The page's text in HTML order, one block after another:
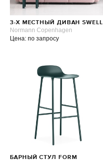
3-Х МЕСТНЫЙ ДИВАН SWELL
Normann Copenhagen
Цена: по запросу
БАРНЫЙ СТУЛ FORM